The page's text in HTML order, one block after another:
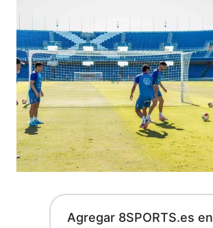
Agregar 8SPORTS.es en